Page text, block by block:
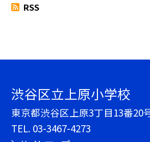
RSS
渋谷区立上原小学校
東京都渋谷区上原3丁目13番20
TEL. 03-3467-4273